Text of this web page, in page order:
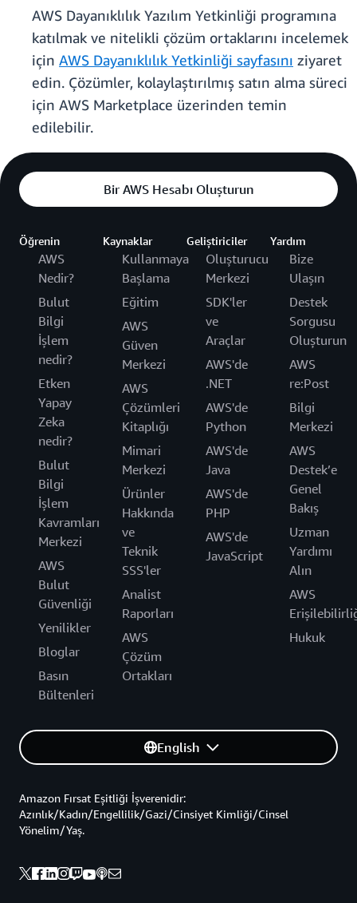
AWS Dayanıklılık Yazılım Yetkinliği programına
katılmak ve nitelikli çözüm ortaklarını incelemek
için AWS Dayanıklılık Yetkinliği sayfasını ziyaret
edin. Çözümler, kolaylaştırılmış satın alma süreci
için AWS Marketplace üzerinden temin
edilebilir.
Bir AWS Hesabı Oluşturun
Öğrenin
AWS
Nedir?
Bulut
Bilgi
İşlem
nedir?
Etken
Yapay
Zeka
nedir?
Bulut
Bilgi
İşlem
Kavramları
Merkezi
AWS
Bulut
Güvenliği
Yenilikler
Bloglar
Basın
Bültenleri
Kaynaklar
Kullanmaya
Başlama
Eğitim
AWS
Güven
Merkezi
AWS
Çözümleri
Kitaplığı
Mimari
Merkezi
Ürünler
Hakkında
ve
Teknik
SSS'ler
Analist
Raporları
AWS
Çözüm
Ortakları
Geliştiriciler
Oluşturucu
Merkezi
SDK'ler
ve
Araçlar
AWS'de
.NET
AWS'de
Python
AWS'de
Java
AWS'de
PHP
AWS'de
JavaScript
Yardım
Bize
Ulaşın
Destek
Sorgusu
Oluşturun
AWS
re:Post
Bilgi
Merkezi
AWS
Destek’e
Genel
Bakış
Uzman
Yardımı
Alın
AWS
Hukuk
English
Amazon Fırsat Eşitliği İşverenidir:
Azınlık/Kadın/Engellilik/Gazi/Cinsiyet Kimliği/Cinsel
Yönelim/Yaş.